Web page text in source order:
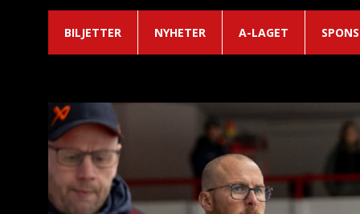
BILJETTER NYHETER A-LAGET